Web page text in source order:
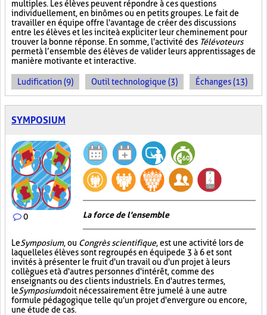
multiples. Les élèves peuvent répondre à ces questions
individuellement, en binômes ou en petits groupes. Le fait de
travailler en équipe offre l'avantage de créer des discussions
entre les élèves et les incite à expliciter leur cheminement pour
trouver la bonne réponse. En somme, l'activité des Télévoteurs
permet à l’ensemble des élèves de valider leurs apprentissages de
manière motivante et interactive.
Ludification (9) Outil technologique (3) Échanges (13)
SYMPOSIUM
0 La force de l'ensemble
LeSymposium, ou Congrès scientifique, est une activité lors de
laquelle les élèves sont regroupés en équipe de 3 à 6 et sont
invités à présenter le fruit d'un travail ou d'un projet à leurs
collègues et à d'autres personnes d'intérêt, comme des
enseignants ou des clients industriels. En d'autres termes,
leSymposiumdoit nécessairement être jumelé à une autre
formule pédagogique telle qu'un projet d'envergure ou encore,
une étude de cas.